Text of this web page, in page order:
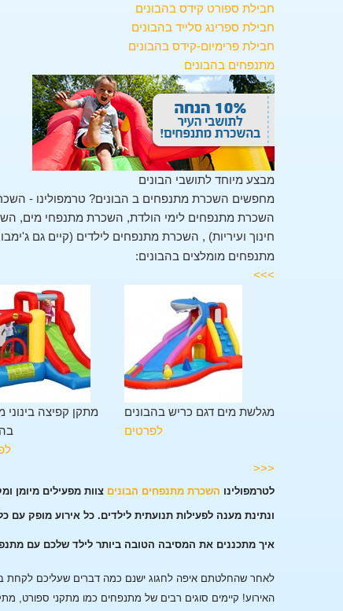
חבילת ספורט קידס בהבונים
חבילת ספרינג סלייד בהבונים
חבילת פרימיום-קידס בהבונים
מתנפחים בהבונים
מבצע מיוחד לתושבי הבונים
מחפשים השכרת מתנפחים ב הבונים? טרמפולינו -
השכרת מתנפחים לימי הולדת, השכרת מתנפחי מים,
חינוך ועיריות) , השכרת מתנפחים לילדים (קיים גם
מתנפחים מומלצים בהבונים:
>>>
מתקן קפיצה בינוני
מגלשת מים דגם כריש בהבונים
לפרטים
<<<
לטרמפולינו השכרת מתנפחים הבונים צוות מפעילים מיומן
ונתינת מענה לפעילות תנועתית לילדים. כל אירוע מופק עם
איך מתכננים את המסיבה הטובה ביותר לילד שלכם עם
לאחר שהחלטתם איפה לחגוג ישנם כמה דברים שעליכם לקחת
האירוע! קיימים סוגים רבים של מתנפחים כמו מתקני ספורט,